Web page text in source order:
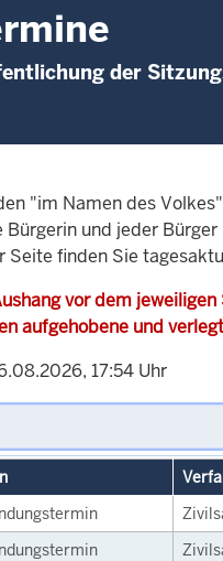
der
"im Namen des
und jeder
Seite finden Sie
vor dem jeweiligen
aufgehobene und
17:54 Uhr